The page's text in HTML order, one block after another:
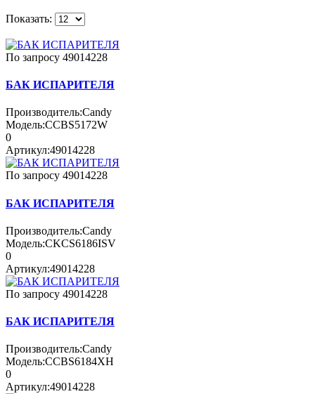
Показать:
По запросу 49014228
БАК ИСПАРИТЕЛЯ
Производитель:Candy
Модель:CCBS5172W
0
Артикул:49014228
По запросу 49014228
БАК ИСПАРИТЕЛЯ
Производитель:Candy
Модель:CKCS6186ISV
0
Артикул:49014228
По запросу 49014228
БАК ИСПАРИТЕЛЯ
Производитель:Candy
Модель:CCBS6184XH
0
Артикул:49014228